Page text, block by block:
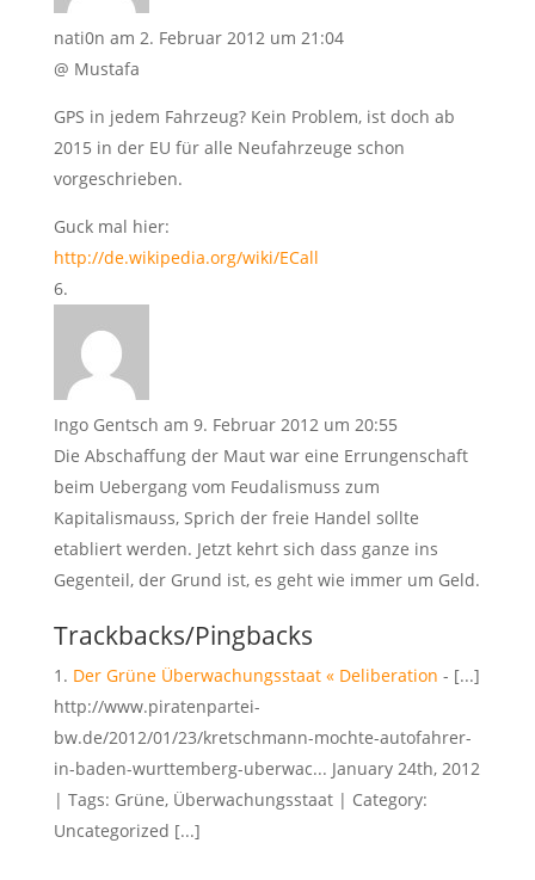
nati0n am 2. Februar 2012 um 21:04
@ Mustafa
GPS in jedem Fahrzeug? Kein Problem, ist doch ab
2015 in der EU für alle Neufahrzeuge schon
vorgeschrieben.
Guck mal hier:
http://de.wikipedia.org/wiki/ECall
Ingo Gentsch am 9. Februar 2012 um 20:55
Die Abschaffung der Maut war eine Errungenschaft
beim Uebergang vom Feudalismuss zum
Kapitalismauss, Sprich der freie Handel sollte
etabliert werden. Jetzt kehrt sich dass ganze ins
Gegenteil, der Grund ist, es geht wie immer um Geld.
Trackbacks/Pingbacks
Der Grüne Überwachungsstaat « Deliberation - [...]
http://www.piratenpartei-
bw.de/2012/01/23/kretschmann-mochte-autofahrer-
in-baden-wurttemberg-uberwac... January 24th, 2012
| Tags: Grüne, Überwachungsstaat | Category:
Uncategorized [...]